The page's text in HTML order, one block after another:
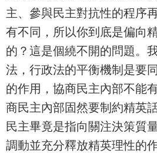
主、參與民主對抗性的程序
有不同，所以你到底是偏向
的？這是個繞不開的問題。
法，行政法的平衡機制是要
的作用，協商民主內部不能
商民主內部固然要制約精英
民主畢竟是指向關注決策質
調動並充分釋放精英理性的